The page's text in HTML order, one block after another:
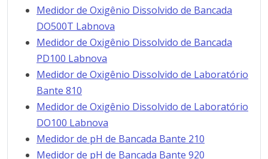
Medidor de Oxigênio Dissolvido de Bancada
DO500T Labnova
Medidor de Oxigênio Dissolvido de Bancada
PD100 Labnova
Medidor de Oxigênio Dissolvido de Laboratório
Bante 810
Medidor de Oxigênio Dissolvido de Laboratório
DO100 Labnova
Medidor de pH de Bancada Bante 210
Medidor de pH de Bancada Bante 920